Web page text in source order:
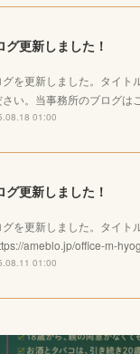
グ更新しました！
を更新しました。タイト
さい。当事務所のブログ
01:00
グ更新しました！
グを更新しました。タイト
ameblo.jp/office-m-
01:00